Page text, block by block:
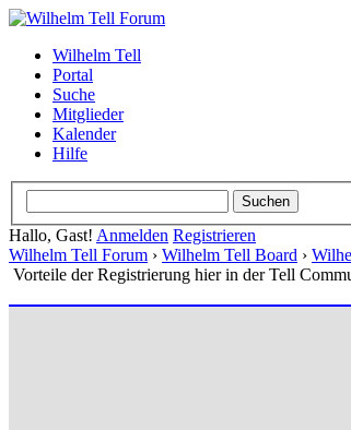
Wilhelm Tell
Portal
Suche
Mitglieder
Kalender
Hilfe
Hallo, Gast! Anmelden Registrieren
Wilhelm Tell Forum › Wilhelm Tell Board ›
Vorteile der Registrierung hier in der Tell